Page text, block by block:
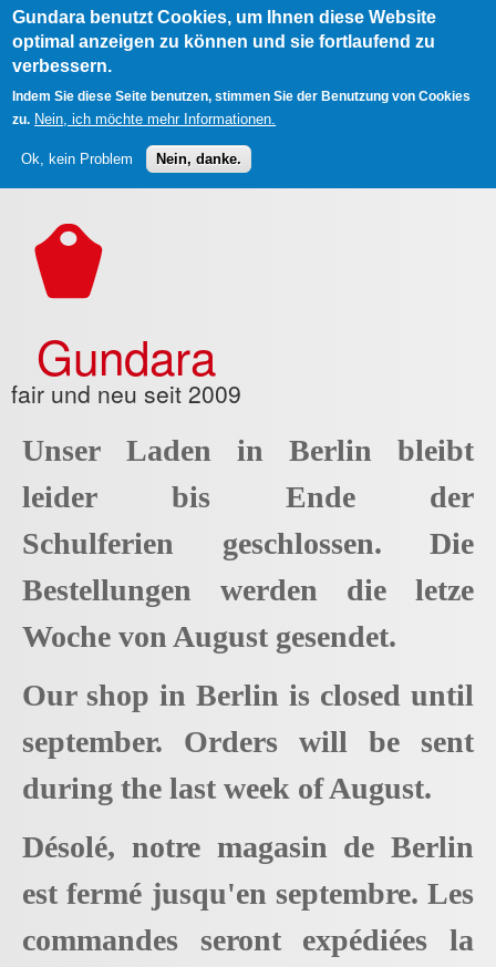
Gundara benutzt Cookies, um Ihnen diese Website
optimal anzeigen zu können und sie fortlaufend zu
verbessern.
Indem Sie diese Seite benutzen, stimmen Sie der Benutzung von Cookies
zu. Nein, ich möchte mehr Informationen.
Ok, kein Problem Nein, danke.
Gundara
fair und neu seit 2009
Unser Laden in Berlin bleibt
leider bis Ende der
Schulferien geschlossen. Die
Bestellungen werden die letze
Woche von August gesendet.
Our shop in Berlin is closed until
september. Orders will be sent
during the last week of August.
Désolé, notre magasin de Berlin
est fermé jusqu'en septembre. Les
commandes seront expédiées la